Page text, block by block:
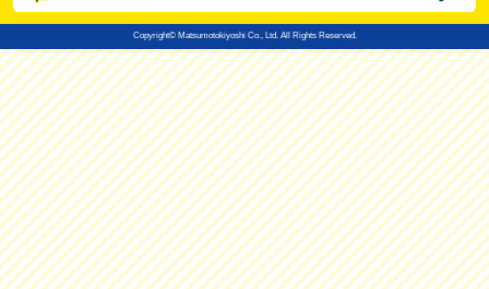
Copyright© Matsumotokiyoshi Co., Ltd. All Rights Reserved.